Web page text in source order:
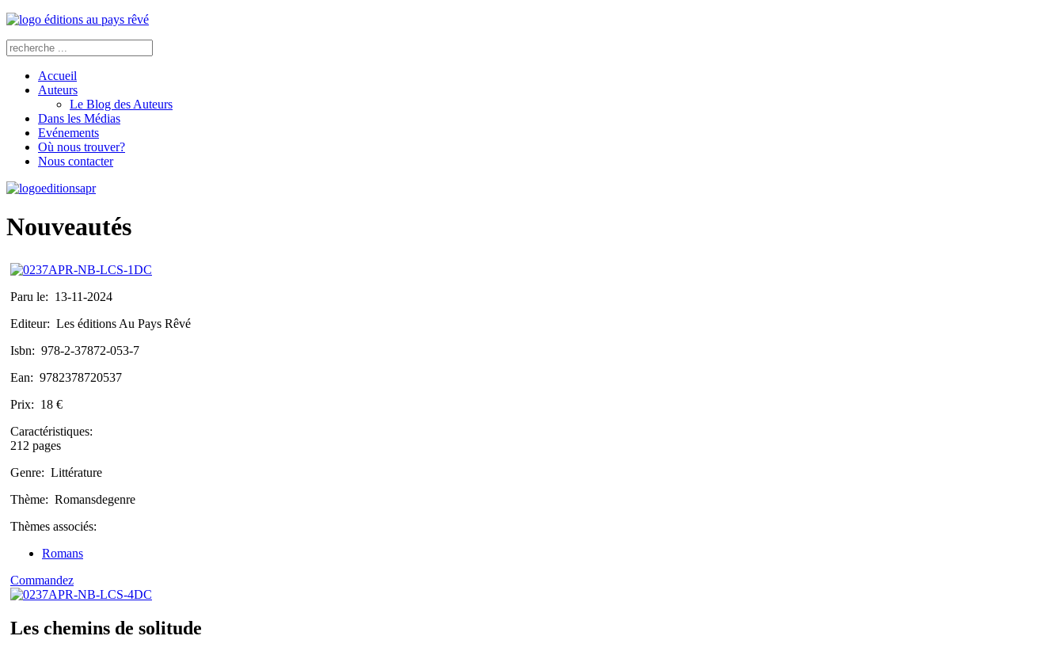
Accueil
Auteurs
Le Blog des Auteurs
Dans les Médias
Evénements
Où nous trouver?
Nous contacter
Nouveautés
Paru le: 13-11-2024
Editeur: Les éditions Au Pays Rêvé
Isbn: 978-2-37872-053-7
Ean: 9782378720537
Prix: 18 €
Caractéristiques:
212 pages
Genre: Littérature
Thème: Romansdegenre
Thèmes associés:
Romans
Commandez
Les chemins de solitude